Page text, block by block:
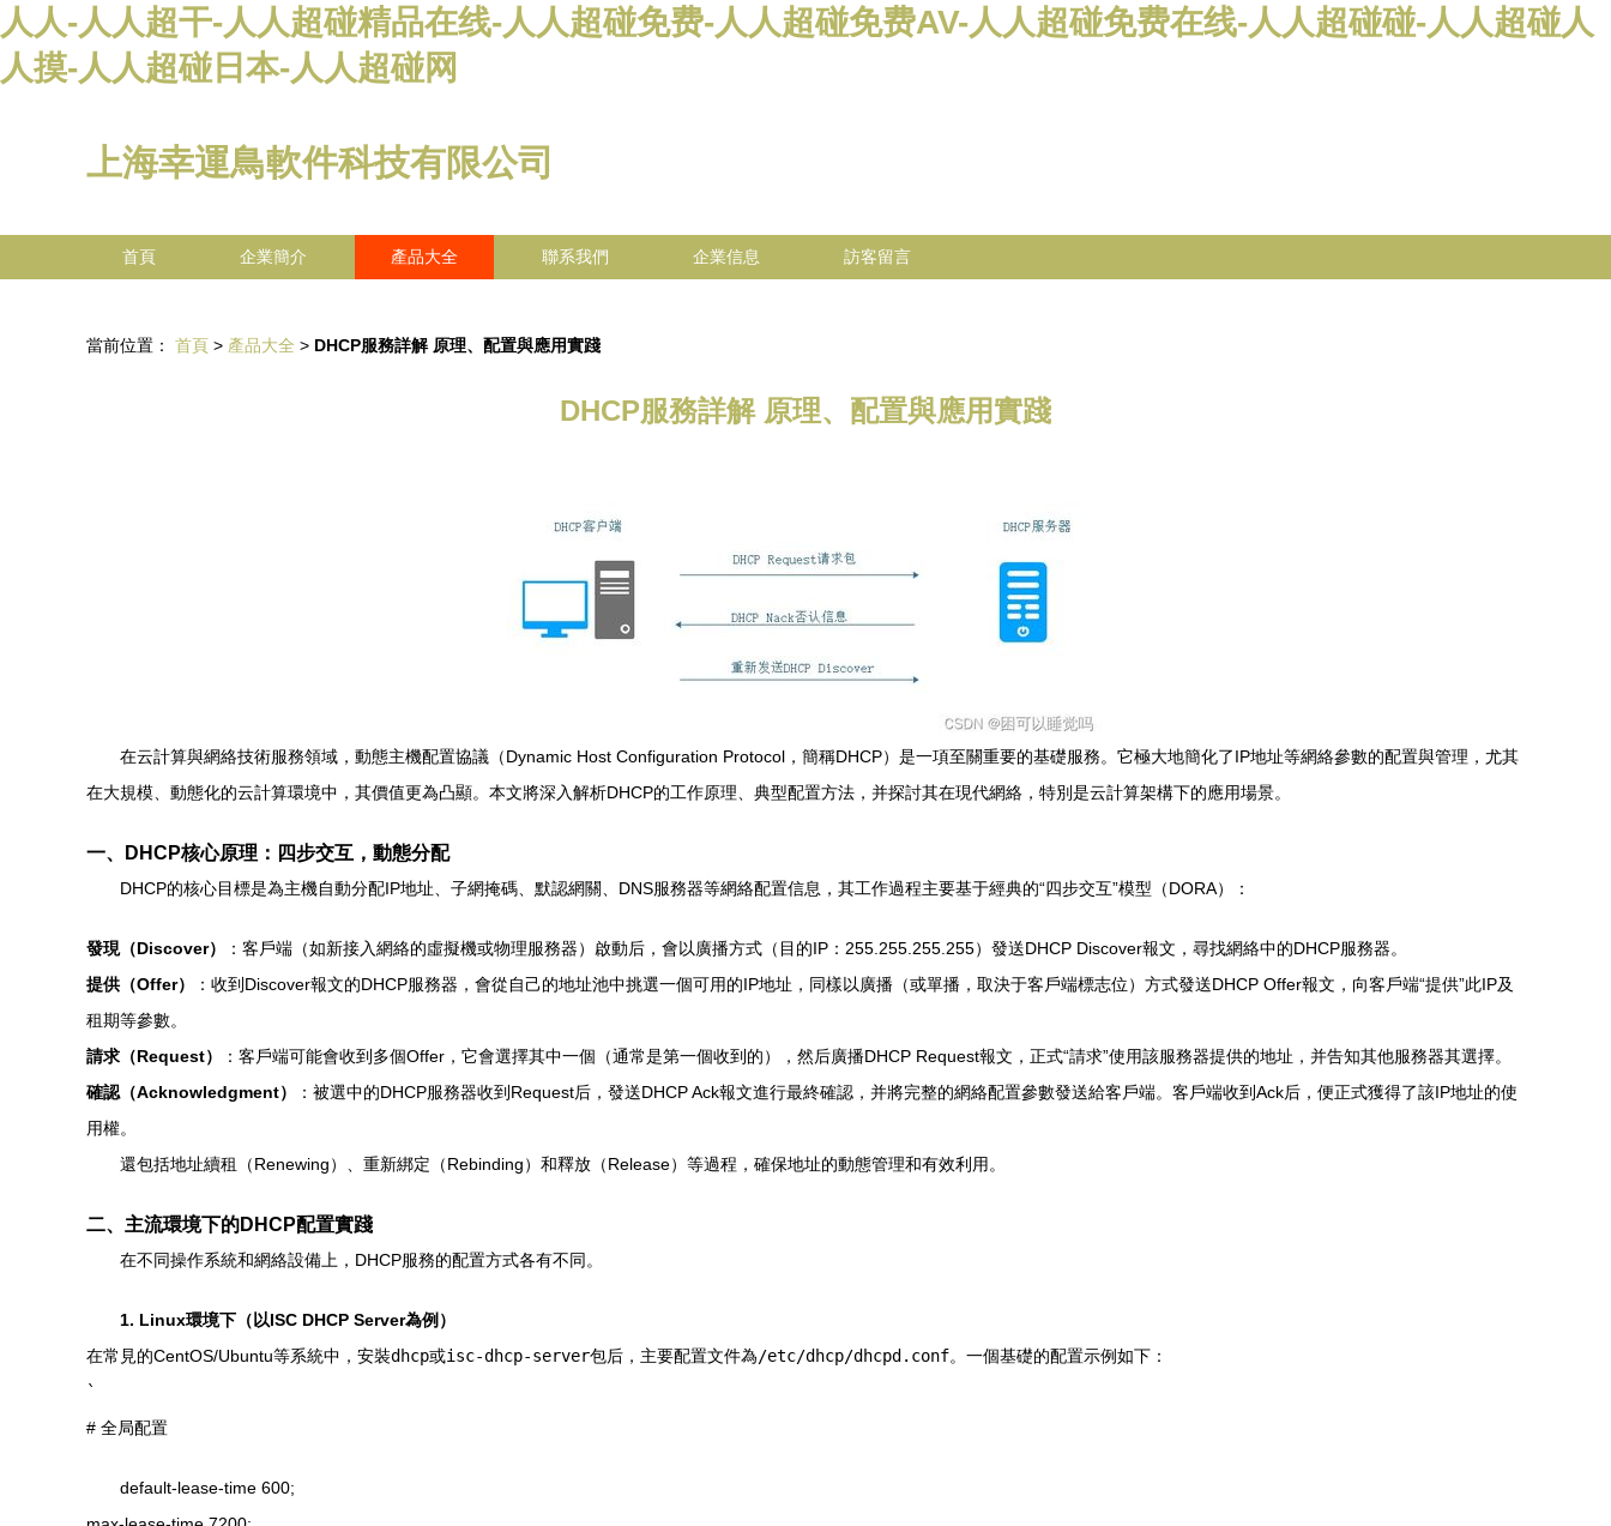
人人-人人超干-人人超碰精品在线-人人超碰免费-人人超碰免费AV-人人超碰免费在线-人人超碰碰-人人超碰人
人摸-人人超碰日本-人人超碰网
上海幸運鳥軟件科技有限公司
首頁 企業簡介 產品大全 聯系我們 企業信息 訪客留言
當前位置： 首頁 > 產品大全 > DHCP服務詳解 原理、配置與應用實踐
DHCP服務詳解 原理、配置與應用實踐
在云計算與網絡技術服務領域，動態主機配置協議（Dynamic Host Configuration Protocol，簡稱DHCP）是一項至關重要的基礎服務。它極大地簡化了IP地址等網絡參數的配置與管理，尤其
在大規模、動態化的云計算環境中，其價值更為凸顯。本文將深入解析DHCP的工作原理、典型配置方法，并探討其在現代網絡，特別是云計算架構下的應用場景。
一、DHCP核心原理：四步交互，動態分配
DHCP的核心目標是為主機自動分配IP地址、子網掩碼、默認網關、DNS服務器等網絡配置信息，其工作過程主要基于經典的“四步交互”模型（DORA）：
發現（Discover）
：客戶端（如新接入網絡的虛擬機或物理服務器）啟動后，會以廣播方式（目的IP：255.255.255.255）發送DHCP Discover報文，尋找網絡中的DHCP服務器。
提供（Offer）
：收到Discover報文的DHCP服務器，會從自己的地址池中挑選一個可用的IP地址，同樣以廣播（或單播，取決于客戶端標志位）方式發送DHCP Offer報文，向客戶端“提供”此IP及
租期等參數。
請求（Request）
：客戶端可能會收到多個Offer，它會選擇其中一個（通常是第一個收到的），然后廣播DHCP Request報文，正式“請求”使用該服務器提供的地址，并告知其他服務器其選擇。
確認（Acknowledgment）
：被選中的DHCP服務器收到Request后，發送DHCP Ack報文進行最終確認，并將完整的網絡配置參數發送給客戶端。客戶端收到Ack后，便正式獲得了該IP地址的使
用權。
還包括地址續租（Renewing）、重新綁定（Rebinding）和釋放（Release）等過程，確保地址的動態管理和有效利用。
二、主流環境下的DHCP配置實踐
在不同操作系統和網絡設備上，DHCP服務的配置方式各有不同。
1. Linux環境下（以ISC DHCP Server為例）
在常見的CentOS/Ubuntu等系統中，安裝dhcp或isc-dhcp-server包后，主要配置文件為/etc/dhcp/dhcpd.conf。一個基礎的配置示例如下：
`
# 全局配置
default-lease-time 600;